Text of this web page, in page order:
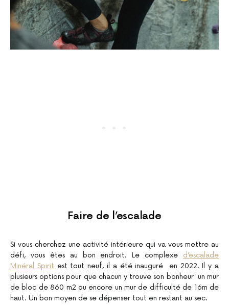
Faire de l’escalade
Si vous cherchez une activité intérieure qui va vous mettre au
défi, vous êtes au bon endroit. Le complexe d’escalade
Minéral Spirit est tout neuf, il a été inauguré en 2022. Il y a
plusieurs options pour que chacun y trouve son bonheur: un mur
de bloc de 860 m2 ou encore un mur de difficulté de 16m de
haut. Un bon moyen de se dépenser tout en restant au sec.